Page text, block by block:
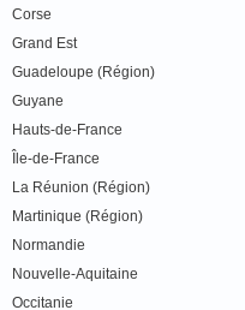
Corse
Grand Est
Guadeloupe (Région)
Guyane
Hauts-de-France
Île-de-France
La Réunion (Région)
Martinique (Région)
Normandie
Nouvelle-Aquitaine
Occitanie